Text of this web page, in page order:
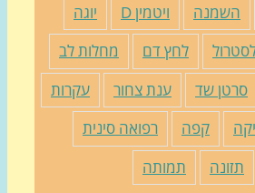
ויטמין D
יוגה
לחץ דם
מחלות לב
ענת צחור
עקרות
קפה
רפואה סינית
תמותה